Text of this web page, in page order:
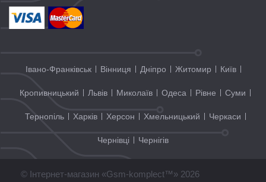
Івано-Франківськ Вінниця Дніпро Житомир Київ
Кропивницький Львів Миколаїв Одеса Рівне Суми
Тернопіль Харків Херсон Хмельницький Черкаси
Чернівці Чернігів
© Інтернет-магазин «Gsm-komplect™» 2026